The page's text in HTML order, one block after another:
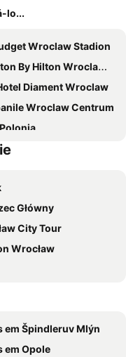
lo...
Wroclaw Stadion
By Hilton Wroclaw Airport
Diament Wroclaw
Wroclaw Centrum
Wrocław Stare Miasto
Plus Wrocław Bielany
obiekt hotelowy
Wroclaw
Główny
City Tour
Wrocław
Stadium Wrocław
em Špindleruv Mlýn
em Opole